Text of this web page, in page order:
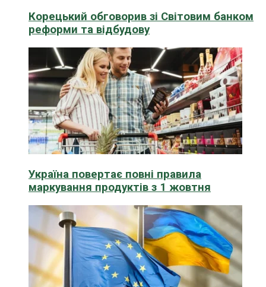
Корецький обговорив зі Світовим банком
реформи та відбудову
Україна повертає повні правила
маркування продуктів з 1 жовтня